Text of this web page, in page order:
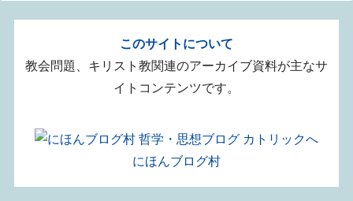
このサイトについて
教会問題、キリスト教関連のアーカイブ資料が主なサ
イトコンテンツです。
にほんブログ村